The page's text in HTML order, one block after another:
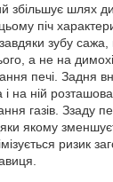
збільшує шлях
піч
зубу сажа,
а не на
печі. Задня
на ній
газів. Ззаду
якому
ризик